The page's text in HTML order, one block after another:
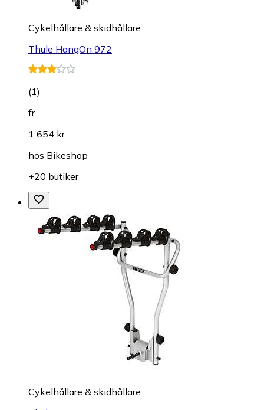
Cykelhållare & skidhållare
Thule HangOn 972
(1)
fr.
1 654 kr
hos Bikeshop
+20 butiker
Cykelhållare & skidhållare